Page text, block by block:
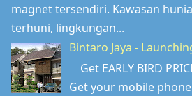
magnet tersendiri. Kawasan
terhuni, lingkungan...
Bintaro Jaya -
Get EARLY BIRD
Get your mobile